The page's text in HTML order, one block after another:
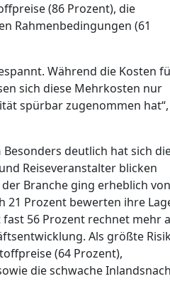
(86 Prozent), die
Rahmenbedingungen (61
Während die Kosten
sich diese Mehrkosten nur
spürbar zugenommen
Besonders deutlich hat sich
Reiseveranstalter blicken
Branche ging erheblich
21 Prozent bewerten ihre
56 Prozent rechnet mehr
Als größte
(64 Prozent),
die schwache